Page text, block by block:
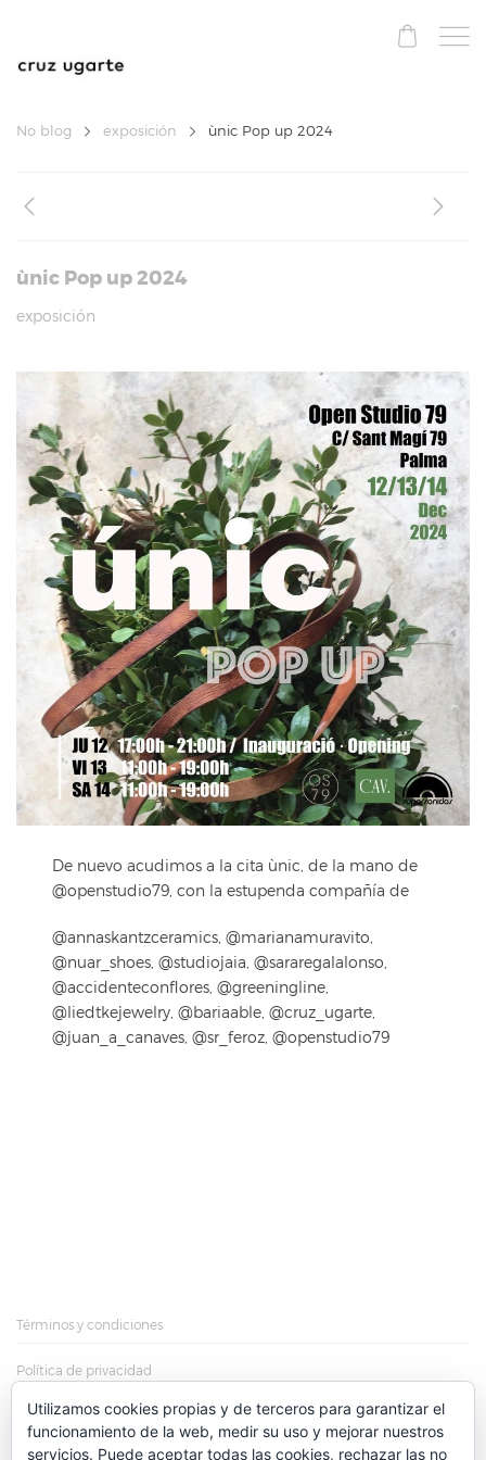
No blog exposición ùnic Pop up 2024
ùnic Pop up 2024
exposición
De nuevo acudimos a la cita ùnic, de la mano de
@openstudio79, con la estupenda compañía de
@annaskantzceramics, @marianamuravito,
@nuar_shoes, @studiojaia, @sararegalalonso,
@accidenteconflores, @greeningline,
@liedtkejewelry, @bariaable, @cruz_ugarte,
@juan_a_canaves, @sr_feroz, @openstudio79
Términos y condiciones
Política de privacidad
Política de cookies
Utilizamos cookies propias y de terceros para garantizar el
funcionamiento de la web, medir su uso y mejorar nuestros
servicios. Puede aceptar todas las cookies, rechazar las no